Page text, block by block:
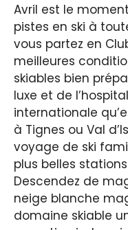
Avril est le
pistes en ski à
vous partez en
meilleures
skiables bien
luxe et de
internationale
à Tignes ou Val
voyage de ski
plus belles
Descendez de
neige blanche
domaine skiable